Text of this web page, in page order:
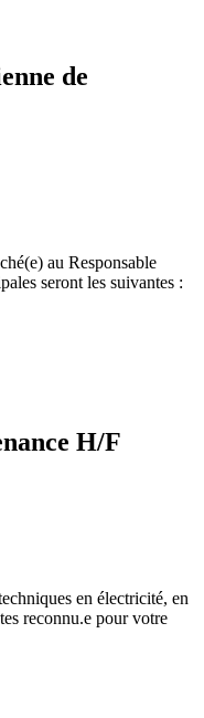
de
au Responsable
seront les suivantes :
H/F
en électricité, en
reconnu.e pour votre